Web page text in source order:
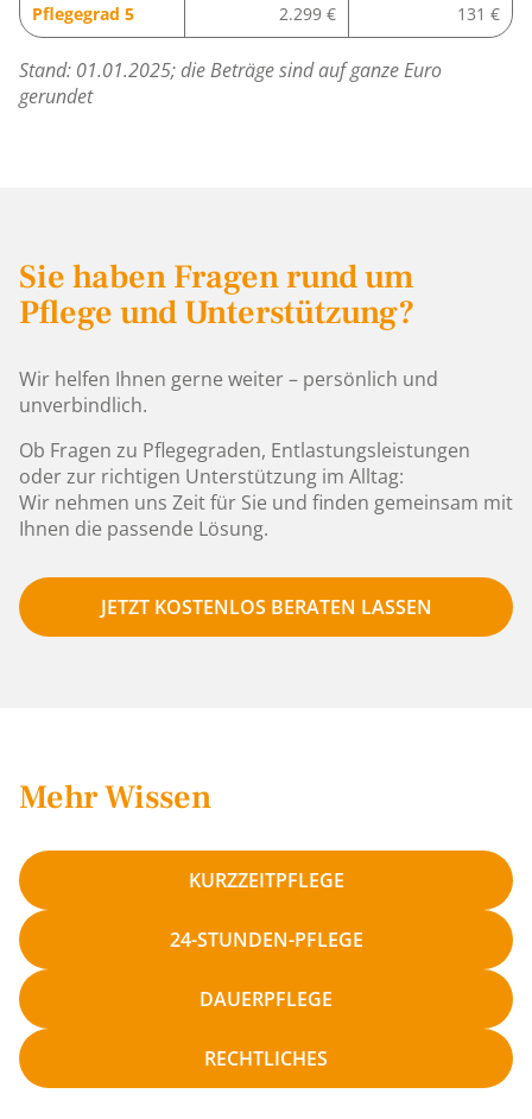
Pflegegrad 5 2.299 € 131 €
Stand: 01.01.2025; die Beträge sind auf ganze Euro
gerundet
Sie haben Fragen rund um
Pflege und Unterstützung?
Wir helfen Ihnen gerne weiter – persönlich und
unverbindlich.
Ob Fragen zu Pflegegraden, Entlastungsleistungen
oder zur richtigen Unterstützung im Alltag:
Wir nehmen uns Zeit für Sie und finden gemeinsam mit
Ihnen die passende Lösung.
JETZT KOSTENLOS BERATEN LASSEN
Mehr Wissen
KURZZEITPFLEGE
24-STUNDEN-PFLEGE
DAUERPFLEGE
RECHTLICHES